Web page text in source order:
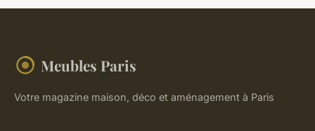
Meubles Paris
Votre magazine maison, déco et aménagement à Paris